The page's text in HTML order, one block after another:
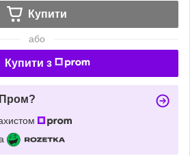
Купити
або
Купити з
Пром?